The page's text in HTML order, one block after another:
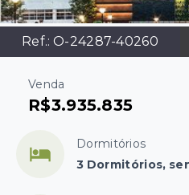
Ref.:O-24287-40260
Venda
R$3.935.835
Dormitórios
3 Dormitórios,